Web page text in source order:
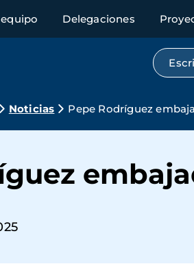
Delegaciones
Noticias Pepe Rodríguez